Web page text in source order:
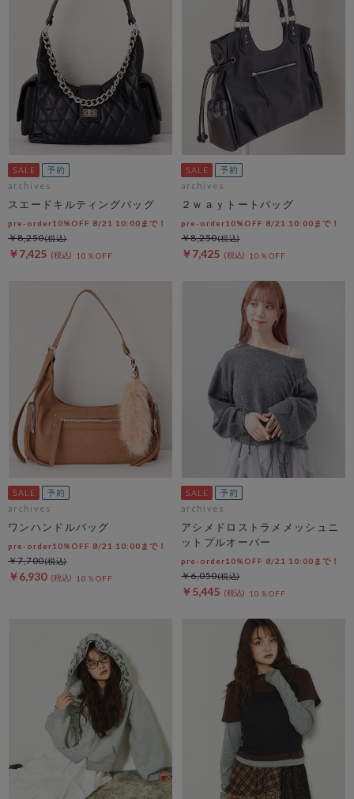
archives
スエードキルティングバッグ
pre-order10%OFF 8/21 10:00まで！
￥7,425 10％OFF
￥8,250
archives
２ｗａｙトートバッグ
pre-order10%OFF 8/21 10:00まで！
￥7,425 10％OFF
￥8,250
archives
ワンハンドルバッグ
pre-order10%OFF 8/21 10:00まで！
￥6,930 10％OFF
￥7,700
archives
アシメドロストラメメッシュニ
ットプルオーバー
pre-order10%OFF 8/21 10:00まで！
￥5,445 10％OFF
￥6,050